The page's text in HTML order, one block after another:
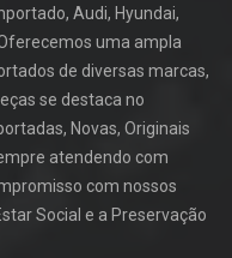
Audi, Hyundai,
uma ampla
de diversas marcas,
se destaca no
Novas, Originais
atendendo com
com nossos
Social e a Preservação